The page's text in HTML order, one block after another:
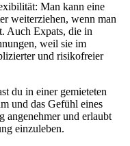
Man kann eine
weiterziehen, wenn man
Auch Expats, die in
weil sie im
und risikofreier
du in einer gemieteten
und das Gefühl eines
angenehmer und erlaubt
einzuleben.